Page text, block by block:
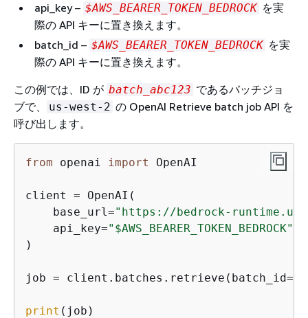
api_key – $AWS_BEARER_TOKEN_BEDROCK を実
際の API キーに置き換えます。
batch_id – $AWS_BEARER_TOKEN_BEDROCK を実
際の API キーに置き換えます。
この例では、ID が batch_abc123 であるバッチジョ
ブで、
us-west-2 の OpenAI Retrieve batch job API を
呼び出します。
from openai import OpenAI
client = OpenAI(
    base_url=
"https://bedrock-runtime.us-
    api_key=
"$AWS_BEARER_TOKEN_BEDROCK"
)
job = client.batches.retrieve(batch_id=
print (job)